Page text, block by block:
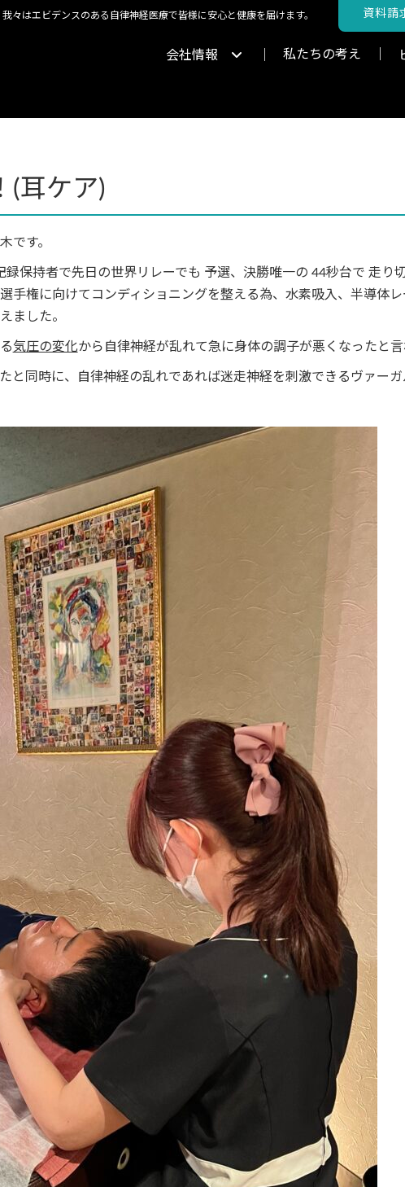
我々はエビデンスのある自律神経医療で皆様に安心と健康を届けます。 資料請
会社情報 私たちの考え
(耳ケア)
です。
保持者で先日の世界リレーでも 予選、決勝唯一の 44秒台で 走り
手権に向けてコンディショニングを整える為、水素吸入、半導体
ました。
気圧の変化から自律神経が乱れて急に身体の調子が悪くなったと言
と同時に、自律神経の乱れであれば迷走神経を刺激できるヴァー